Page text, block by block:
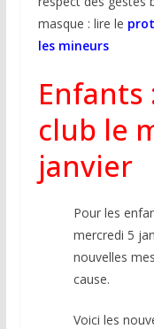
masque : lire le
les mineurs
club le
janvier
Pour les
mercredi 5
nouvelles
cause.
Voici les